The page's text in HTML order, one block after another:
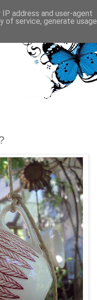
address and user-agent
of service, generate usage